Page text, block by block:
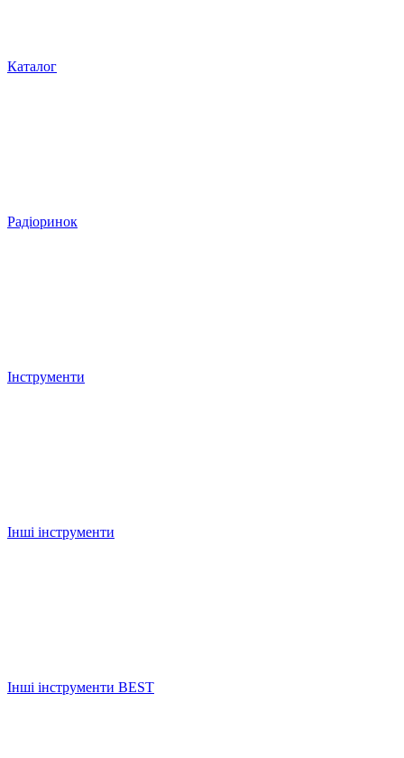
Каталог
Радіоринок
Інструменти
Інші інструменти
Інші інструменти BEST